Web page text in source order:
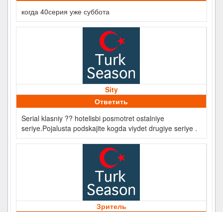
когда 40серия уже суббота
Sity
Ответить
Serial klasniy ?? hotelisbi posmotret ostalniye
seriye.Pojalusta podskajite kogda viydet drugiye seriye .
Зритель